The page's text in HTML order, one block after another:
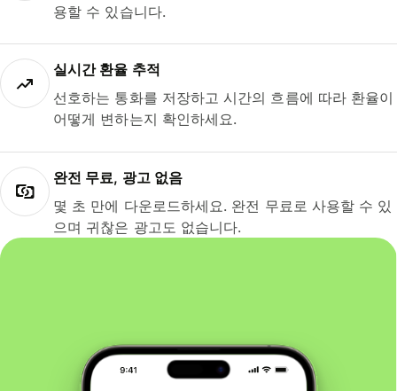
용할 수 있습니다.
실시간 환율 추적
선호하는 통화를 저장하고 시간의 흐름에 따라 환율이
어떻게 변하는지 확인하세요.
완전 무료, 광고 없음
몇 초 만에 다운로드하세요. 완전 무료로 사용할 수 있
으며 귀찮은 광고도 없습니다.